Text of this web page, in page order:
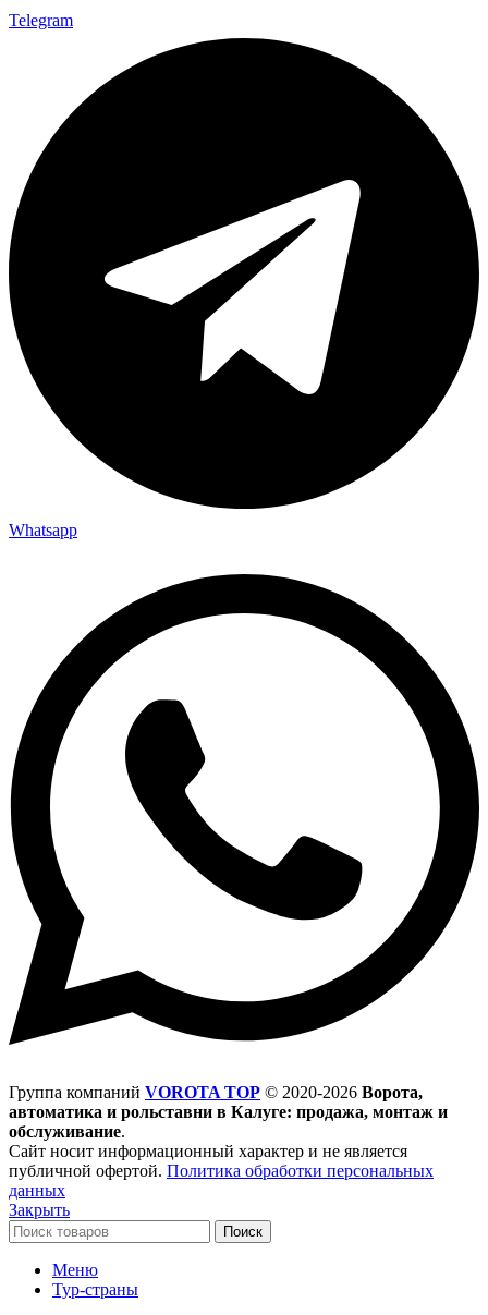
Telegram
Whatsapp
Группа компаний VOROTA TOP © 2020-2026 Ворота,
автоматика и рольставни в Калуге: продажа, монтаж и
обслуживание.
Сайт носит информационный характер и не является
публичной офертой. Политика обработки персональных
данных
Закрыть
Поиск
Меню
Тур-страны